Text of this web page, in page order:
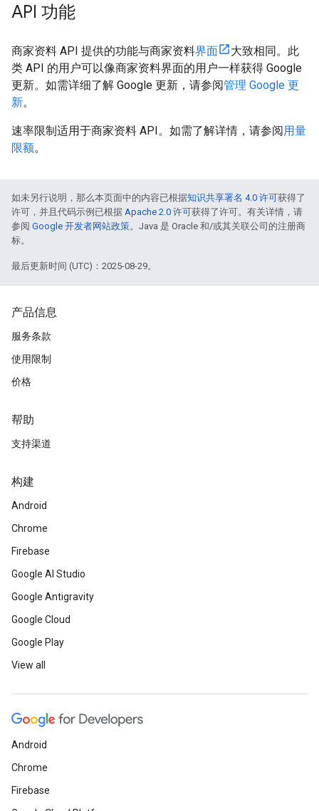
API 功能
商家资料 API 提供的功能与商家资料界面
大致相同。此
类 API 的用户可以像商家资料界面的用户一样获得 Google
更新。如需详细了解 Google 更新，请参阅管理 Google 更
新。
速率限制适用于商家资料 API。如需了解详情，请参阅用量
限额。
如未另行说明，那么本页面中的内容已根据知识共享署名 4.0 许可获得了
许可，并且代码示例已根据 Apache 2.0 许可获得了许可。有关详情，请
参阅 Google 开发者网站政策。Java 是 Oracle 和/或其关联公司的注册商
标。
最后更新时间 (UTC)：2025-08-29。
产品信息
服务条款
使用限制
价格
帮助
支持渠道
构建
Android
Chrome
Firebase
Google AI Studio
Google Antigravity
Google Cloud
Google Play
View all
Android
Chrome
Firebase